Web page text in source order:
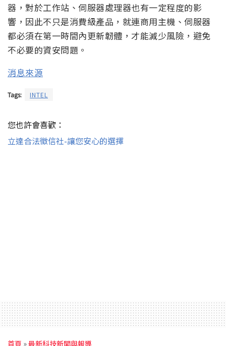
器，對於工作站、伺服器處理器也有一定程度的影
響，因此不只是消費級產品，就連商用主機、伺服器
都必須在第一時間內更新韌體，才能減少風險，避免
不必要的資安問題。
消息來源
Tags: INTEL
您也許會喜歡：
立達合法徵信社-讓您安心的選擇
首頁 »最新科技新聞與報導